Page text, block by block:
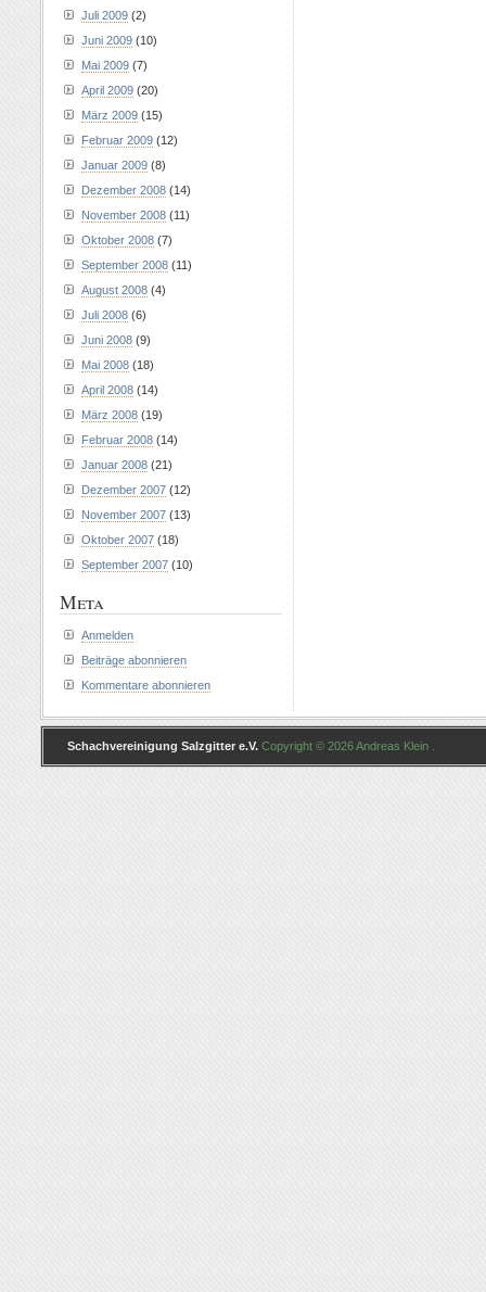
Juli 2009 (2)
Juni 2009 (10)
Mai 2009 (7)
April 2009 (20)
März 2009 (15)
Februar 2009 (12)
Januar 2009 (8)
Dezember 2008 (14)
November 2008 (11)
Oktober 2008 (7)
September 2008 (11)
August 2008 (4)
Juli 2008 (6)
Juni 2008 (9)
Mai 2008 (18)
April 2008 (14)
März 2008 (19)
Februar 2008 (14)
Januar 2008 (21)
Dezember 2007 (12)
November 2007 (13)
Oktober 2007 (18)
September 2007 (10)
Meta
Anmelden
Beiträge abonnieren
Kommentare abonnieren
Schachvereinigung Salzgitter e.V. Copyright © 2026 Andreas Klein .